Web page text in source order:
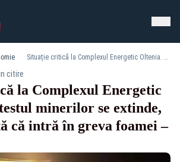
Situație critică la Complexul Energetic Oltenia. Protestul minerilor se extinde, unii amenință că intră în greva foamei – VIDEO
citire
la Complexul Energetic
minerilor se extinde,
că intră în greva foamei –